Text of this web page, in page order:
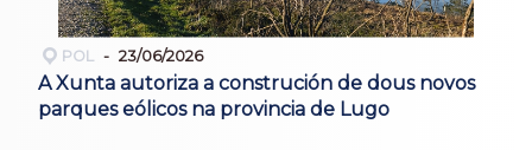
POL 23/06/2026
A Xunta autoriza a construción de dous novos
parques eólicos na provincia de Lugo